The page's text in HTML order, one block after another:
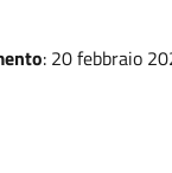
: 20 febbraio